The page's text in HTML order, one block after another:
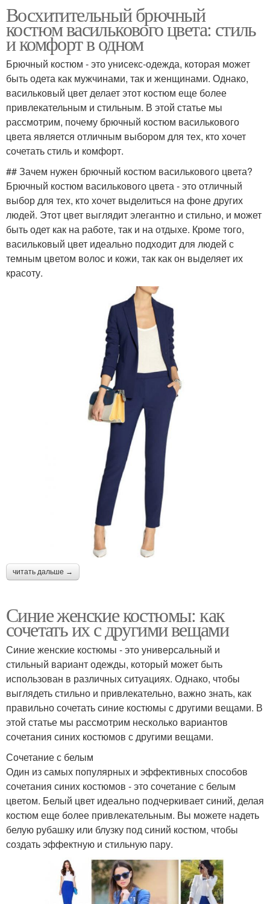
Восхитительный брючный
костюм василькового цвета: стиль
и комфорт в одном
Брючный костюм - это унисекс-одежда, которая может
быть одета как мужчинами, так и женщинами. Однако,
васильковый цвет делает этот костюм еще более
привлекательным и стильным. В этой статье мы
рассмотрим, почему брючный костюм василькового
цвета является отличным выбором для тех, кто хочет
сочетать стиль и комфорт.
## Зачем нужен брючный костюм василькового цвета?
Брючный костюм василькового цвета - это отличный
выбор для тех, кто хочет выделиться на фоне других
людей. Этот цвет выглядит элегантно и стильно, и может
быть одет как на работе, так и на отдыхе. Кроме того,
васильковый цвет идеально подходит для людей с
темным цветом волос и кожи, так как он выделяет их
красоту.
читать дальше →
Синие женские костюмы: как
сочетать их с другими вещами
Синие женские костюмы - это универсальный и
стильный вариант одежды, который может быть
использован в различных ситуациях. Однако, чтобы
выглядеть стильно и привлекательно, важно знать, как
правильно сочетать синие костюмы с другими вещами. В
этой статье мы рассмотрим несколько вариантов
сочетания синих костюмов с другими вещами.
Сочетание с белым
Один из самых популярных и эффективных способов
сочетания синих костюмов - это сочетание с белым
цветом. Белый цвет идеально подчеркивает синий, делая
костюм еще более привлекательным. Вы можете надеть
белую рубашку или блузку под синий костюм, чтобы
создать эффектную и стильную пару.